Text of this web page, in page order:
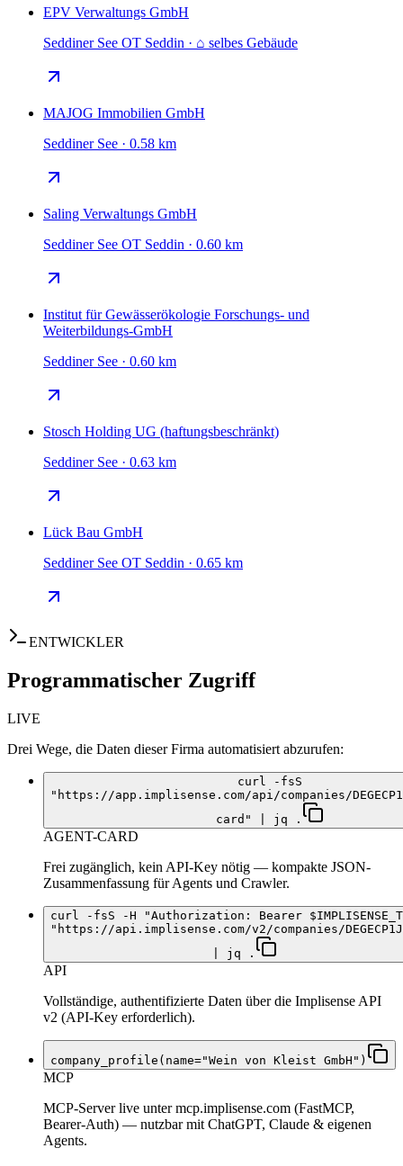
EPV Verwaltungs GmbH
Seddiner See OT Seddin · ⌂ selbes Gebäude
MAJOG Immobilien GmbH
Seddiner See · 0.58 km
Saling Verwaltungs GmbH
Seddiner See OT Seddin · 0.60 km
Institut für Gewässerökologie Forschungs- und
Weiterbildungs-GmbH
Seddiner See · 0.60 km
Stosch Holding UG (haftungsbeschränkt)
Seddiner See · 0.63 km
Lück Bau GmbH
Seddiner See OT Seddin · 0.65 km
ENTWICKLER
Programmatischer Zugriff
LIVE
Drei Wege, die Daten dieser Firma automatisiert abzurufen:
curl -fsS
"https://app.implisense.com/api/companies/
card" | jq .
AGENT-CARD
Frei zugänglich, kein API-Key nötig — kompakte JSON-
Zusammenfassung für Agents und Crawler.
curl -fsS -H "Authorization: Bearer
"https://api.implisense.com/v2/companies/
| jq .
API
Vollständige, authentifizierte Daten über die Implisense API
v2 (API-Key erforderlich).
company_profile(name="Wein von Kleist GmbH")
MCP
MCP-Server live unter mcp.implisense.com (FastMCP,
Bearer-Auth) — nutzbar mit ChatGPT, Claude & eigenen
Agents.